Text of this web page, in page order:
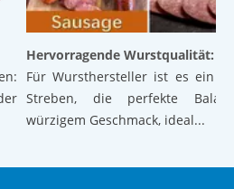
Hervorragende Wurstqualität: Die Kraft der verkapselten Zitronensäure
Für Wursthersteller ist es ein
Streben, die perfekte Balance
würzigem Geschmack, ideal...